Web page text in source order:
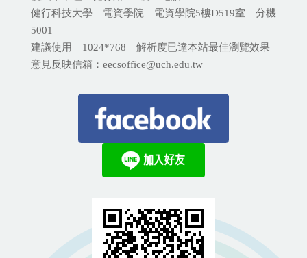
健行科技大學 電資學院 電資學院5樓D519室 分機
5001
建議使用 1024*768 解析度已達本站最佳瀏覽效果
意見反映信箱：eecsoffice@uch.edu.tw